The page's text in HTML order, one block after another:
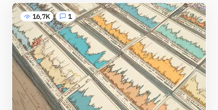
16,7K 1